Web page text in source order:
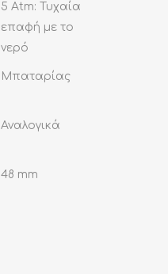
5 Atm: Τυχαία
επαφή με το
νερό
Μπαταρίας
Αναλογικά
48 mm